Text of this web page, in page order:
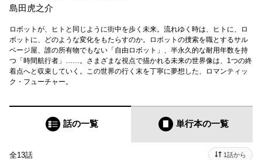
島田虎之介
ロボットが、ヒトと同じように街中を歩く未来。流れゆく時は、ヒトに、ロ
ボットに、どのような変化をもたらすのか。ロボットの捜索を職とするサル
ベージ屋、誰の所有物でもない「自由ロボット」、半永久的な耐用年数を持
つ「時間航行者」……。さまざまな視点で描かれる未来の世界像は、1つの終
着点へと収束していく。この世界の行く末を丁寧に夢想した、ロマンティッ
ク・フューチャー。
話の一覧 単行本の一覧
全13話 1話から